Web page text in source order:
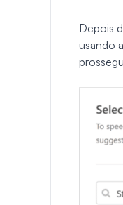
Depois
usando